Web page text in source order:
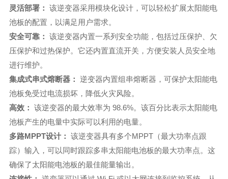
灵活部署： 该逆变器采用模块化设计，可以轻松扩展太阳能电
池板的配置，以满足用户需求。
安全可靠： 该逆变器内置一系列安全功能，包括过压保护、欠
压保护和过热保护。它还内置直流开关，方便安装人员安全地
进行维护。
集成式串式熔断器： 逆变器内置组串熔断器，可保护太阳能电
池板免受过电流损坏，降低火灾风险。
高效： 该逆变器的最大效率为 98.6%。该百分比表示太阳能电
池板产生的电量中实际可以利用的电量。
多路MPPT设计： 该逆变器具有多个MPPT（最大功率点跟
踪）输入，可以同时跟踪多串太阳能电池板的最大功率点。这
确保了太阳能电池板的最佳能量输出。